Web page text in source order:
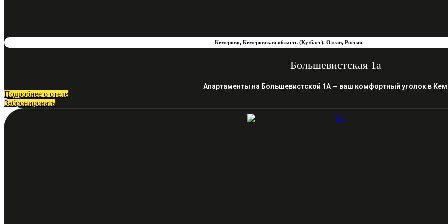
Кемерово,Кемеровская область (Кузбасс),Отели,Россия
Большевистская 1а
Апартаменты на Большевистской 1А — ваш комфортный уголок в
Подробнее о отеле
Забронировать